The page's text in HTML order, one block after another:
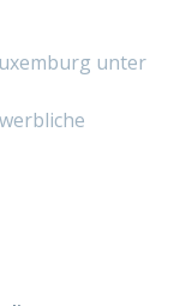
unter